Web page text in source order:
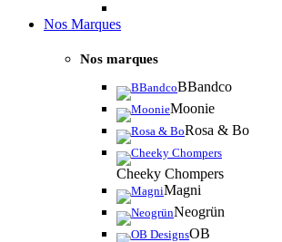
Nos Marques
Nos marques
BBandco
Moonie
Rosa & Bo
Cheeky Chompers
Magni
Neogrün
OB